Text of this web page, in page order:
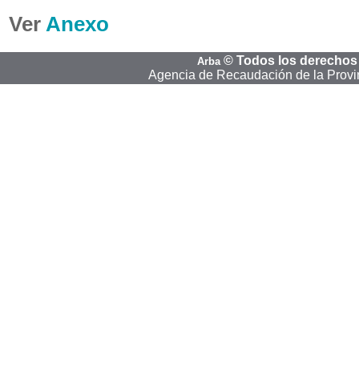
Ver Anexo
Arba © Todos los
Agencia de Recaudación de la